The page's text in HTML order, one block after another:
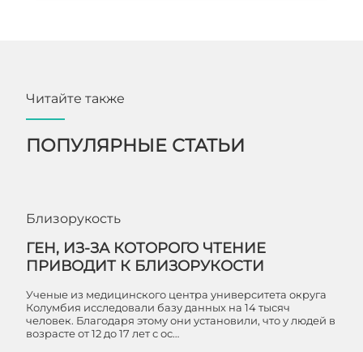
Читайте также
ПОПУЛЯРНЫЕ СТАТЬИ
Близорукость
ГЕН, ИЗ-ЗА КОТОРОГО ЧТЕНИЕ
ПРИВОДИТ К БЛИЗОРУКОСТИ
Ученые из медицинского центра университета округа
Колумбия исследовали базу данных на 14 тысяч
человек. Благодаря этому они установили, что у людей в
возрасте от 12 до 17 лет с ос…